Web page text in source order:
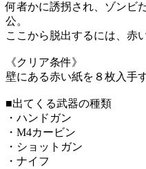
何者かに誘拐され、ゾンビ
公。
ここから脱出するには、赤
《クリア条件》
壁にある赤い紙を８枚入手
■出てくる武器の種類
・ハンドガン
・M4カービン
・ショットガン
・ナイフ